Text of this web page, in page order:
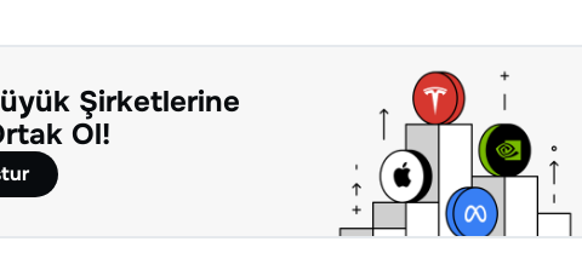
Şirketlerine
Ol!